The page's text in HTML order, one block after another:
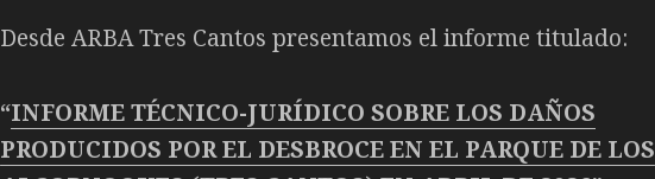
Desde ARBA Tres Cantos presentamos el informe titulado:
“INFORME TÉCNICO-JURÍDICO SOBRE LOS DAÑOS
PRODUCIDOS POR EL DESBROCE EN EL PARQUE DE LOS